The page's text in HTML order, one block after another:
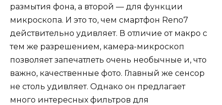
размытия фона, а второй — для функции
микроскопа. И это то, чем смартфон Reno7
действительно удивляет. В отличие от макро с
тем же разрешением, камера-микроскоп
позволяет запечатлеть очень необычные и, что
важно, качественные фото. Главный же сенсор
не столь удивляет. Однако он предлагает
много интересных фильтров для